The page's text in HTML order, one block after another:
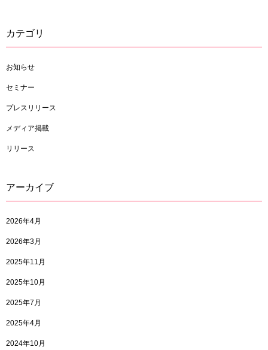
カテゴリ
お知らせ
セミナー
プレスリリース
メディア掲載
リリース
アーカイブ
2026年4月
2026年3月
2025年11月
2025年10月
2025年7月
2025年4月
2024年10月